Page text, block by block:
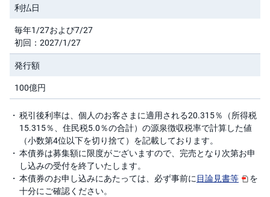
T(
セ
キ
ュ
テ
・
ト
ー
ク
ン
)
S
BI
ラ
ッ
プ
利払日
毎年1/27および7/27
初回：2027/1/27
発行額
100億円
税引後利率は、個人のお客さまに適用される20.315％（所得税
15.315％、住民税5.0％の合計）の源泉徴収税率で計算した値
（小数第4位以下を切り捨て）を記載しております。
本債券は募集額に限度がございますので、完売となり次第お申
し込みの受付を終了いたします。
本債券のお申し込みにあたっては、必ず事前に 目論見書等
を
十分にご確認ください。